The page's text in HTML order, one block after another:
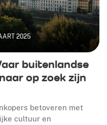
2025
buitenlandse
op zoek zijn
betoveren met
cultuur en